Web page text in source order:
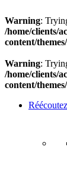
Warning:
/home/clients/
content/
Warning:
/home/clients/
content/
Réécoutez